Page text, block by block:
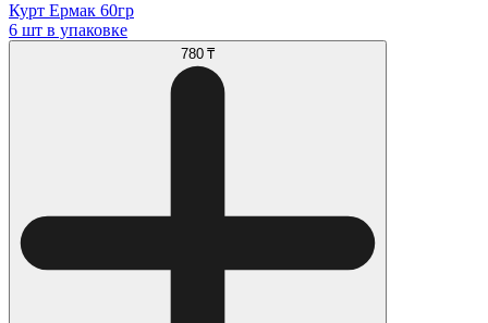
Курт Ермак 60гр
6 шт в упаковке
780 ₸